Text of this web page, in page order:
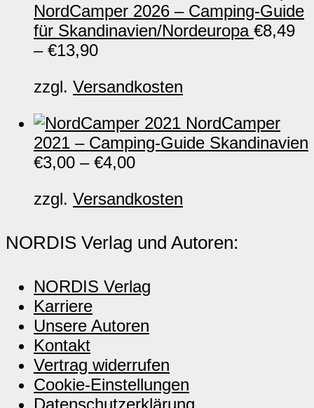
NordCamper 2026 – Camping-Guide
für Skandinavien/Nordeuropa €8,49
– €13,90
zzgl. Versandkosten
NordCamper
2021 – Camping-Guide Skandinavien
€3,00 – €4,00
zzgl. Versandkosten
NORDIS Verlag und Autoren:
NORDIS Verlag
Karriere
Unsere Autoren
Kontakt
Vertrag widerrufen
Cookie-Einstellungen
Datenschutzerklärung